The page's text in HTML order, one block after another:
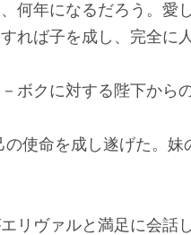
何年になるだろう。愛
れば子を成し、完全に
－ボクに対する陛下から
の使命を成し遂げた。
リヴァルと満足に会話